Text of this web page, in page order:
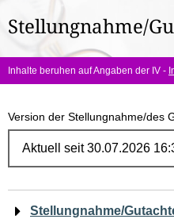
hier:
Stellungnahme/
Inhalte beruhen auf Angaben der IV -
Version der Stellungnahme/des
Navigation
Stellungnahme/